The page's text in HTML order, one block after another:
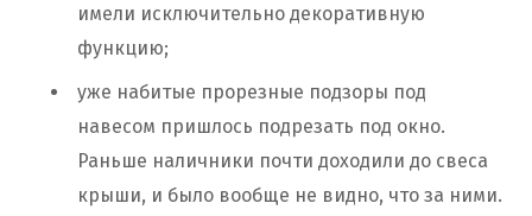
имели исключительно декоративную
функцию;
уже набитые прорезные подзоры под
навесом пришлось подрезать под окно.
Раньше наличники почти доходили до свеса
крыши, и было вообще не видно, что за ними.